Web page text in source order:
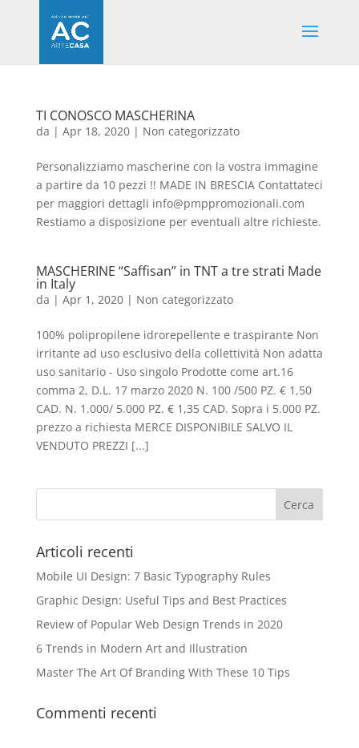
TI CONOSCO MASCHERINA
da | Apr 18, 2020| Non categorizzato
Personalizziamo mascherine con la vostra immagine
a partire da 10 pezzi !! MADE IN BRESCIA Contattateci
per maggiori dettagli info@pmppromozionali.com
Restiamo a disposizione per eventuali altre richieste.
MASCHERINE “Saffisan” in TNT a tre strati Made
in Italy
da | Apr 1, 2020| Non categorizzato
100% polipropilene idrorepellente e traspirante Non
irritante ad uso esclusivo della collettività Non adatta
uso sanitario - Uso singolo Prodotte come art.16
comma 2, D.L. 17 marzo 2020 N. 100 /500 PZ. € 1,50
CAD. N. 1.000/ 5.000 PZ. € 1,35 CAD. Sopra i 5.000 PZ.
prezzo a richiesta MERCE DISPONIBILE SALVO IL
VENDUTO PREZZI [...]
Articoli recenti
Mobile UI Design: 7 Basic Typography Rules
Graphic Design: Useful Tips and Best Practices
Review of Popular Web Design Trends in 2020
6 Trends in Modern Art and Illustration
Master The Art Of Branding With These 10 Tips
Commenti recenti